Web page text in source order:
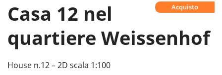
Acquisto
Casa 12 nel
quartiere Weissenhof
House n.12 – 2D scala 1:100